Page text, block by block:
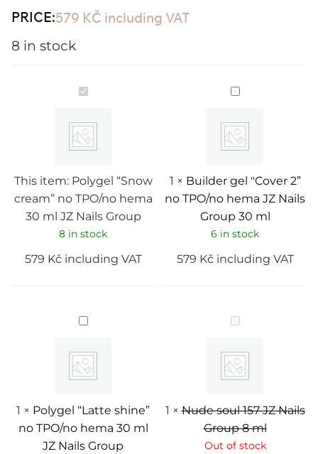
PRICE:579 KČ including VAT
8 in stock
Polygel
“Snow
no
TPO/no
hema
JZ
Nails
Group
This item: Polygel “Snow
cream” no TPO/no hema
30 ml JZ Nails Group
8 in stock
579 Kč including VAT
Builder
gel
2”
no
TPO/no
Nails
Group
30
ml
1 × Builder gel "Cover 2”
no TPO/no hema JZ Nails
Group 30 ml
6 in stock
579 Kč including VAT
Polygel
“Latte
no
TPO/no
hema
JZ
Nails
Group
1 × Polygel “Latte shine”
no TPO/no hema 30 ml
JZ Nails Group
Nude
soul
JZ
Nails
Group
1 ×Nude soul 157 JZ Nails
Group 8 ml
Out of stock